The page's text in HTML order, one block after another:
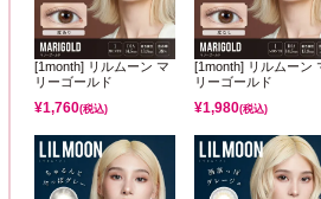
[1month] リルムーン マ
リーゴールド
¥1,760(税込)
[1month] リルムーン
リーゴールド
¥1,980(税込)